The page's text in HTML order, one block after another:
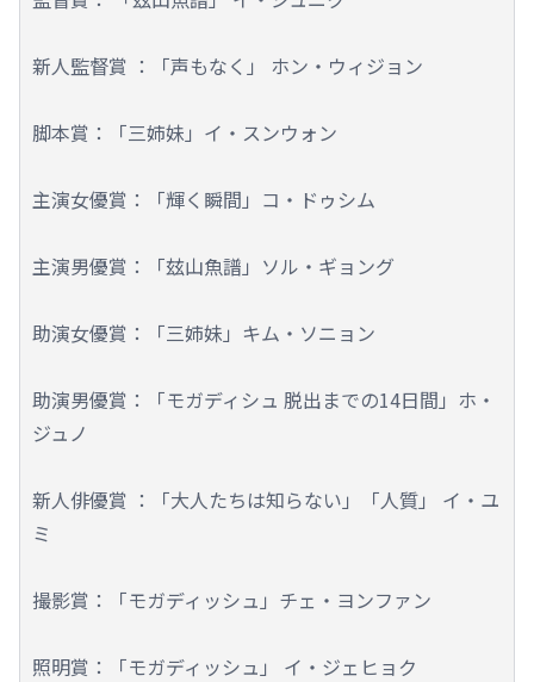
新人監督賞 ：「声もなく」 ホン・ウィジョン
脚本賞：「三姉妹」イ・スンウォン
主演女優賞：「輝く瞬間」コ・ドゥシム
主演男優賞：「玆山魚譜」ソル・ギョング
助演女優賞：「三姉妹」キム・ソニョン
助演男優賞：「モガディシュ 脱出までの14日間」ホ・
ジュノ
新人俳優賞 ：「大人たちは知らない」「人質」 イ・ユ
ミ
撮影賞：「モガディッシュ」チェ・ヨンファン
照明賞：「モガディッシュ」 イ・ジェヒョク